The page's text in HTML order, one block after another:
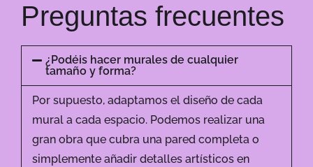
Preguntas frecuentes
¿Podéis hacer murales de cualquier
tamaño y forma?
Por supuesto, adaptamos el diseño de cada
mural a cada espacio. Podemos realizar una
gran obra que cubra una pared completa o
simplemente añadir detalles artísticos en